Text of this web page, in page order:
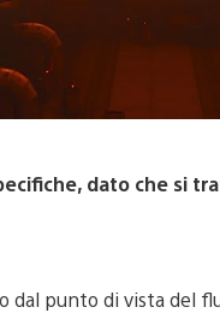
dato che si
dal punto di vista del